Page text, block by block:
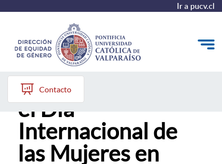
Ir a pucv.cl
Quiénes somos
Diagnóstico y Política
Plan de Acción
Modelo de Prevención
Contacto
PUCV conmemora
el Día
Internacional de
las Mujeres en